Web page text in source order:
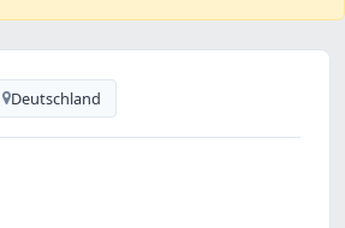
Deutschland